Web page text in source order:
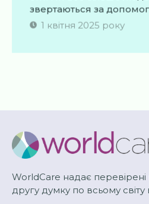
звертаються за
1 квітня 2025 року
WorldCare надає перевірені
другу думку по всьому